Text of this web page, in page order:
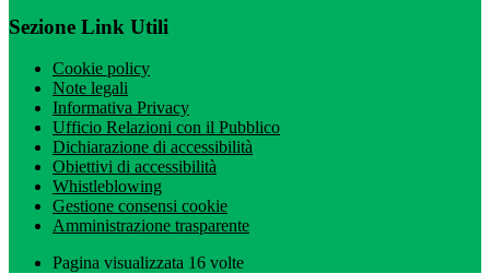
Sezione Link Utili
Cookie policy
Note legali
Informativa Privacy
Ufficio Relazioni con il Pubblico
Dichiarazione di accessibilità
Obiettivi di accessibilità
Whistleblowing
Gestione consensi cookie
Amministrazione trasparente
Pagina visualizzata 16 volte